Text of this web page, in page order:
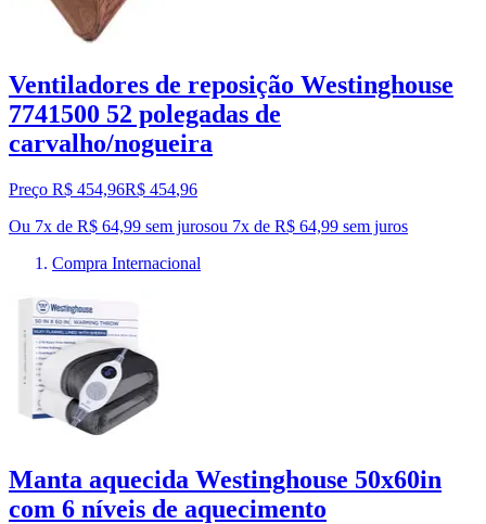
Ventiladores de reposição Westinghouse
7741500 52 polegadas de
carvalho/nogueira
Preço R$ 454,96R$ 454,96
Ou 7x de R$ 64,99 sem jurosou 7x de R$ 64,99 sem juros
Compra Internacional
Manta aquecida Westinghouse 50x60in
com 6 níveis de aquecimento